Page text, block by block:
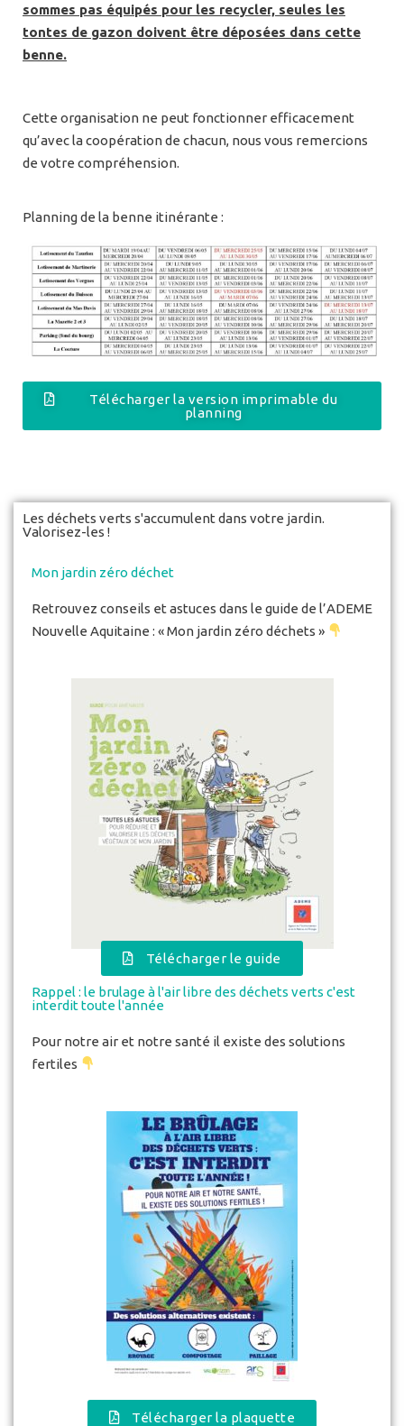
sommes pas équipés pour les recycler, seules les
tontes de gazon doivent être déposées dans cette
benne.
Cette organisation ne peut fonctionner efficacement
qu’avec la coopération de chacun, nous vous remercions
de votre compréhension.
Planning de la benne itinérante :
Télécharger la version imprimable du
planning
Les déchets verts s'accumulent dans votre jardin.
Valorisez-les !
Mon jardin zéro déchet
Retrouvez conseils et astuces dans le guide de l’ADEME
Nouvelle Aquitaine : « Mon jardin zéro déchets »
Télécharger le guide
Rappel : le brulage à l'air libre des déchets verts c'est
interdit toute l'année
Pour notre air et notre santé il existe des solutions
fertiles
Télécharger la plaquette